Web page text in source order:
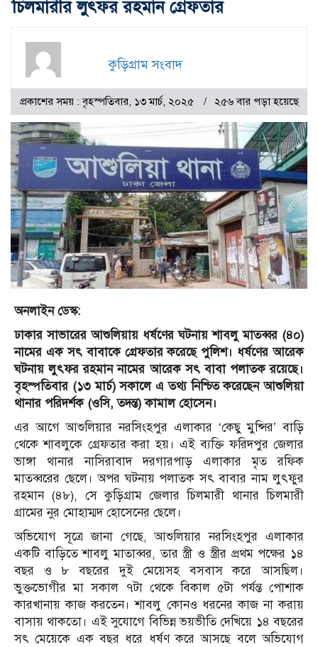
চিলমারীর লুৎফর রহমান গ্রেফতার
কুড়িগ্রাম সংবাদ
প্রকাশের সময় : বৃহস্পতিবার, ১৩ মার্চ, ২০২৫ ২৫৬ বার পড়া হয়েছে
অনলাইন ডেস্ক:
ঢাকার সাভারের আশুলিয়ায় ধর্ষণের ঘটনায় শাবলু মাতব্বর (৪০)
নামের এক সৎ বাবাকে গ্রেফতার করেছে পুলিশ। ধর্ষণের আরেক
ঘটনায় লুৎফর রহমান নামের আরেক সৎ বাবা পলাতক রয়েছে।
বৃহস্পতিবার (১৩ মার্চ) সকালে এ তথ্য নিশ্চিত করেছেন আশুলিয়া
থানার পরিদর্শক (ওসি, তদন্ত) কামাল হোসেন।
এর আগে আশুলিয়ার নরসিংহপুর এলাকার ‘কেছু মুন্সির’ বাড়ি
থেকে শাবলুকে গ্রেফতার করা হয়। এই ব্যক্তি ফরিদপুর জেলার
ভাঙ্গা থানার নাসিরাবাদ দরগারপাড় এলাকার মৃত রফিক
মাতব্বরের ছেলে। অপর ঘটনায় পলাতক সৎ বাবার নাম লুৎফুর
রহমান (৪৮), সে কুড়িগ্রাম জেলার চিলমারী থানার চিলমারী
গ্রামের নুর মোহাম্মদ হোসেনের ছেলে।
অভিযোগ সূত্রে জানা গেছে, আশুলিয়ার নরসিংহপুর এলাকার
একটি বাড়িতে শাবলু মাতাব্বর, তার স্ত্রী ও স্ত্রীর প্রথম পক্ষের ১৪
বছর ও ৮ বছরের দুই মেয়েসহ বসবাস করে আসছিল।
ভুক্তভোগীর মা সকাল ৭টা থেকে বিকাল ৫টা পর্যন্ত পোশাক
কারখানায় কাজ করতেন। শাবলু কোনও ধরনের কাজ না করায়
বাসায় থাকতো। এই সুযোগে বিভিন্ন ভয়ভীতি দেখিয়ে ১৪ বছরের
সৎ মেয়েকে এক বছর ধরে ধর্ষণ করে আসছে বলে অভিযোগ